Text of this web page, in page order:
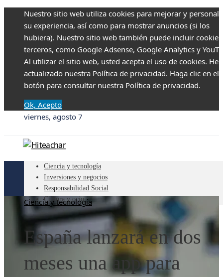
Nuestro sitio web utiliza cookies para mejorar y
su experiencia, así como para mostrar anuncios (si los
hubiera). Nuestro sitio web también puede incluir
terceros, como Google Adsense, Google Analytics y
Al utilizar el sitio web, usted acepta el uso de cookies.
actualizado nuestra Política de privacidad. Haga clic en el
botón para consultar nuestra Política de privacidad.
Ok, Acepto
viernes, agosto 7
Ciencia y tecnología
Inversiones y negocios
Responsabilidad Social
Cultura y ocio
Ciencia y tecnología
España lanzará en dos
meses una app para